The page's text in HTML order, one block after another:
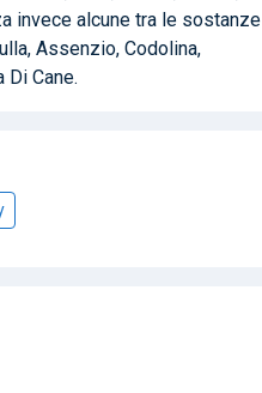
invece alcune tra le sostanze
Assenzio, Codolina,
Di Cane.